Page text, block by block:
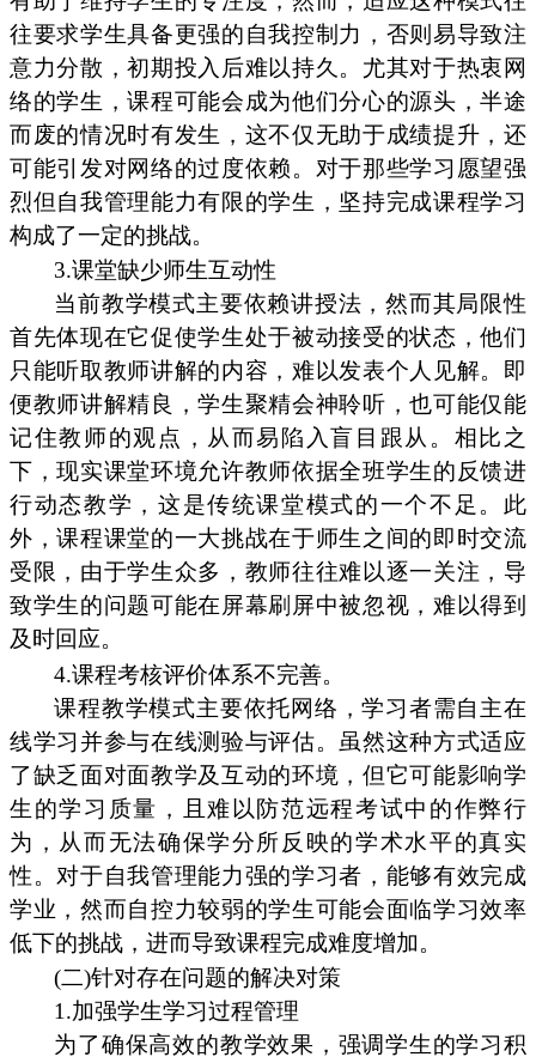
往要求学生具备更强的自我控制力，否则易导致注
意力分散，初期投入后难以持久。尤其对于热衷网
络的学生，课程可能会成为他们分心的源头，半途
而废的情况时有发生，这不仅无助于成绩提升，还
可能引发对网络的过度依赖。对于那些学习愿望强
烈但自我管理能力有限的学生，坚持完成课程学习
构成了一定的挑战。
3.课堂缺少师生互动性
当前教学模式主要依赖讲授法，然而其局限性
首先体现在它促使学生处于被动接受的状态，他们
只能听取教师讲解的内容，难以发表个人见解。即
便教师讲解精良，学生聚精会神聆听，也可能仅能
记住教师的观点，从而易陷入盲目跟从。相比之
下，现实课堂环境允许教师依据全班学生的反馈进
行动态教学，这是传统课堂模式的一个不足。此
外，课程课堂的一大挑战在于师生之间的即时交流
受限，由于学生众多，教师往往难以逐一关注，导
致学生的问题可能在屏幕刷屏中被忽视，难以得到
及时回应。
4.课程考核评价体系不完善。
课程教学模式主要依托网络，学习者需自主在
线学习并参与在线测验与评估。虽然这种方式适应
了缺乏面对面教学及互动的环境，但它可能影响学
生的学习质量，且难以防范远程考试中的作弊行
为，从而无法确保学分所反映的学术水平的真实
性。对于自我管理能力强的学习者，能够有效完成
学业，然而自控力较弱的学生可能会面临学习效率
低下的挑战，进而导致课程完成难度增加。
(二)针对存在问题的解决对策
1.加强学生学习过程管理
为了确保高效的教学效果，强调学生的学习积